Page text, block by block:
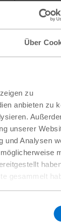
Über
zu
anbieten zu
unserer
und Analysen
gesammelt
über
zu
Stoff
müssen